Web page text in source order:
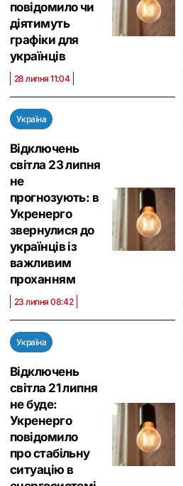
повідомило чи
діятимуть
графіки для
українців
28 липня 11:04
Україна
Відключень
світла 23 липня
не
прогнозують: в
Укренерго
звернулися до
українців із
важливим
проханням
23 липня 08:42
Україна
Відключень
світла 21 липня
не буде:
Укренерго
повідомило
про стабільну
ситуацію в